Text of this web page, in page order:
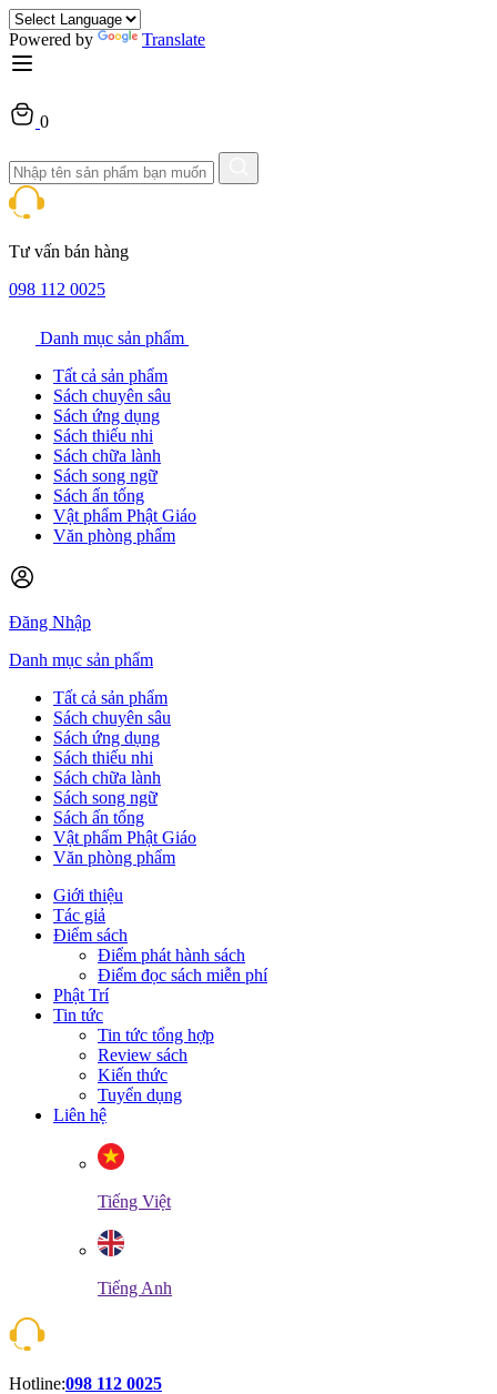
Powered by Translate
0
Tư vấn bán hàng
098 112 0025
Danh mục sản phẩm
Tất cả sản phẩm
Sách chuyên sâu
Sách ứng dụng
Sách thiếu nhi
Sách chữa lành
Sách song ngữ
Sách ấn tống
Vật phẩm Phật Giáo
Văn phòng phẩm
Đăng Nhập
Danh mục sản phẩm
Tất cả sản phẩm
Sách chuyên sâu
Sách ứng dụng
Sách thiếu nhi
Sách chữa lành
Sách song ngữ
Sách ấn tống
Vật phẩm Phật Giáo
Văn phòng phẩm
Giới thiệu
Tác giả
Điểm sách
Điểm phát hành sách
Điểm đọc sách miễn phí
Phật Trí
Tin tức
Tin tức tổng hợp
Review sách
Kiến thức
Tuyển dụng
Liên hệ
Tiếng Việt
Tiếng Anh
Hotline:098 112 0025